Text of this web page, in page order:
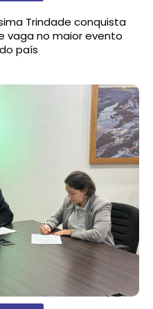
Trindade conquista
vaga no maior evento
país